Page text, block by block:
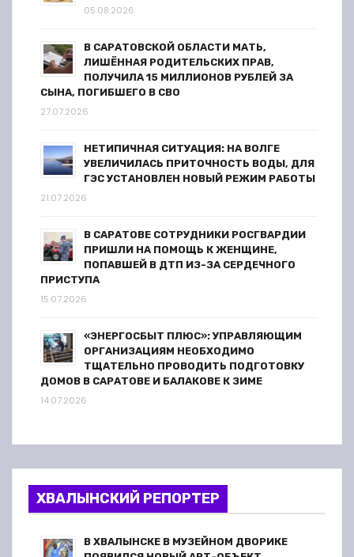
05.08.2026
В САРАТОВСКОЙ ОБЛАСТИ МАТЬ,
ЛИШЁННАЯ РОДИТЕЛЬСКИХ ПРАВ,
ПОЛУЧИЛА 15 МИЛЛИОНОВ РУБЛЕЙ ЗА
СЫНА, ПОГИБШЕГО В СВО
27.07.2026
НЕТИПИЧНАЯ СИТУАЦИЯ: НА ВОЛГЕ
УВЕЛИЧИЛАСЬ ПРИТОЧНОСТЬ ВОДЫ, ДЛЯ
ГЭС УСТАНОВЛЕН НОВЫЙ РЕЖИМ РАБОТЫ
21.07.2026
В САРАТОВЕ СОТРУДНИКИ РОСГВАРДИИ
ПРИШЛИ НА ПОМОЩЬ К ЖЕНЩИНЕ,
ПОПАВШЕЙ В ДТП ИЗ-ЗА СЕРДЕЧНОГО
ПРИСТУПА
15.07.2026
«ЭНЕРГОСБЫТ ПЛЮС»: УПРАВЛЯЮЩИМ
ОРГАНИЗАЦИЯМ НЕОБХОДИМО
ТЩАТЕЛЬНО ПРОВОДИТЬ ПОДГОТОВКУ
ДОМОВ В САРАТОВЕ И БАЛАКОВЕ К ЗИМЕ
14.07.2026
ХВАЛЫНСКИЙ РЕПОРТЕР
В ХВАЛЫНСКЕ В МУЗЕЙНОМ ДВОРИКЕ